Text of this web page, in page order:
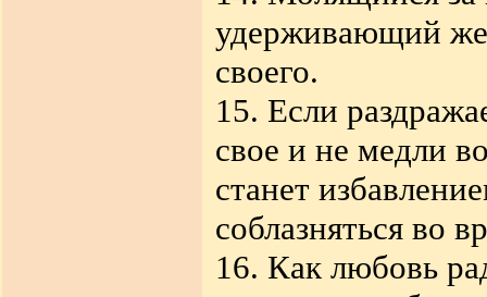
удерживающий же
своего.
15. Если
свое и не медли
станет
соблазняться во
16. Как любовь